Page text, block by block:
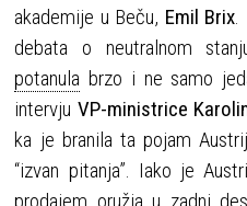
akademije u Beču, Emil Brix.
debata o neutralnom
potanula brzo i ne samo
intervju VP-ministrice
ka je branila ta pojam
“izvan pitanja”. Iako je
prodajem oružja u zadni